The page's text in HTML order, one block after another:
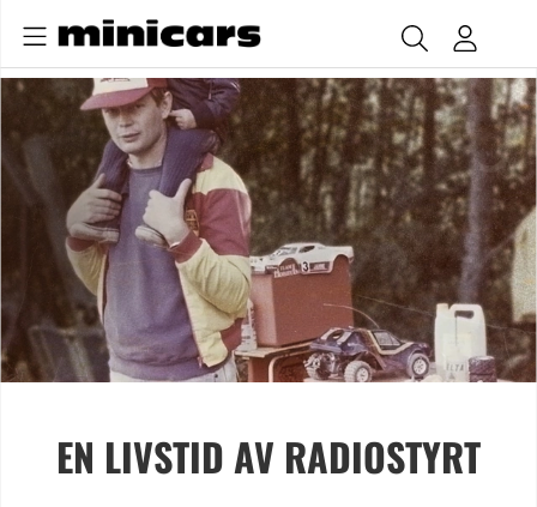
EN LIVSTID AV RADIOSTYRT